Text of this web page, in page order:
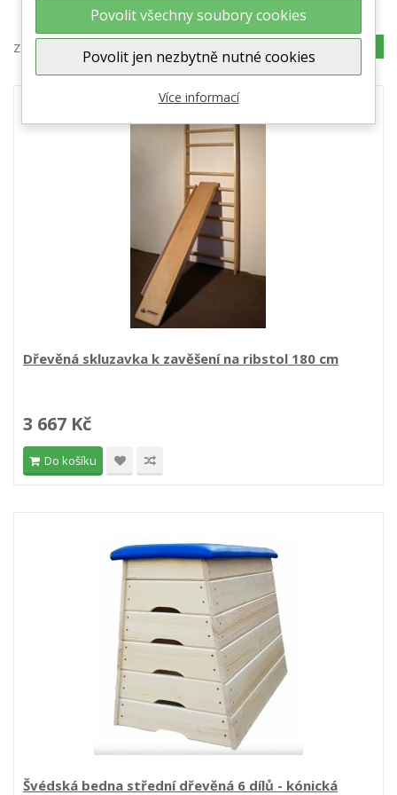
Zobrazeno 1 – 11 z 11 položek
Dřevěná skluzavka k zavěšení na ribstol 180 cm
3 667 Kč
Do košíku
Švédská bedna střední dřevěná 6 dílů - kónická
Povolit všechny soubory cookies
Povolit jen nezbytně nutné cookies
Více informací